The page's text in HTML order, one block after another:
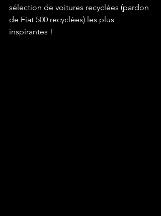
sélection de voitures recyclées (pardon
de Fiat 500 recyclées) les plus
inspirantes !